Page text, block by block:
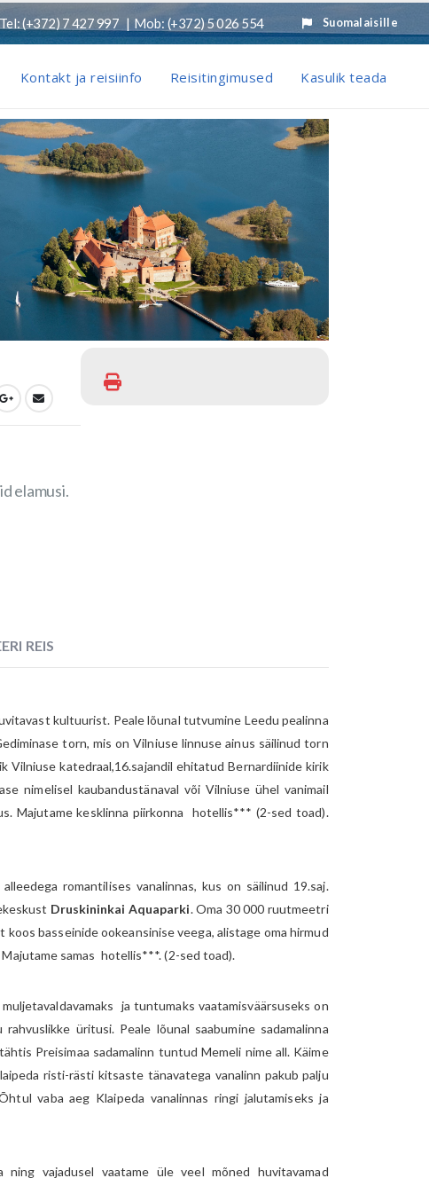
Tel:(+372) 7 427 997 Mob: (+372) 5 026 554 Suomalaisille
Kontakt ja reisiinfo Reisitingimused Kasulik teada
elamusi.
REIS
kultuurist. Peale lõunal tutvumine Leedu pealinna
torn, mis on Vilniuse linnuse ainus säilinud torn
Vilniuse katedraal,16.sajandil ehitatud Bernardiinide kirik
nimelisel kaubandustänaval või Vilniuse ühel vanimail
Majutame kesklinna piirkonna hotellis*** (2-sed toad).
romantilises vanalinnas, kus on säilinud 19.saj.
Druskininkai Aquaparki. Oma 30 000 ruutmeetri
basseinide ookeansinise veega, alistage oma hirmud
samas hotellis***. (2-sed toad).
ja tuntumaks vaatamisväärsuseks on
üritusi. Peale lõunal saabumine sadamalinna
Preisimaa sadamalinn tuntud Memeli nime all. Käime
risti-rästi kitsaste tänavatega vanalinn pakub palju
vaba aeg Klaipeda vanalinnas ringi jalutamiseks ja
vajadusel vaatame üle veel mõned huvitavamad